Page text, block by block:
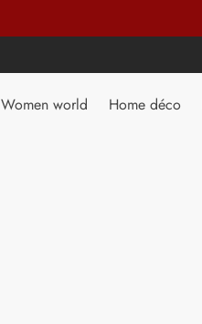
Women world Home déco